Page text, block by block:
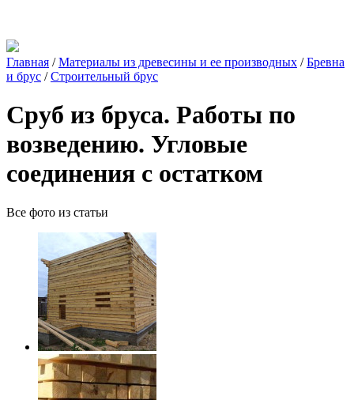
Главная /Материалы из древесины и ее производных /Бревна
и брус /Строительный брус
Сруб из бруса. Работы по
возведению. Угловые
соединения с остатком
Все фото из статьи